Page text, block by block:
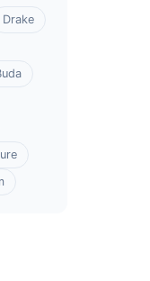
Drake